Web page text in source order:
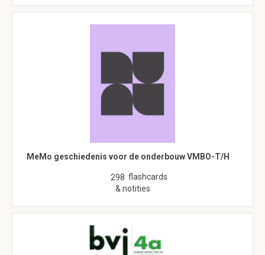
MeMo geschiedenis voor de onderbouw VMBO-T/H
298 flashcards
& notities